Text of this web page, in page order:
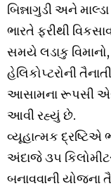
બિન્નાગુડી અને
ભારતે ફરીથી
સમયે લડાકુ
હેલિકોપ્ટરોની
આસામના રૂપસી
આવી રહ્યું છે.
વ્યૂહાત્મક દ્રષ્ટિએ
અંદાજે ૩૫
બનાવવાની યોજના